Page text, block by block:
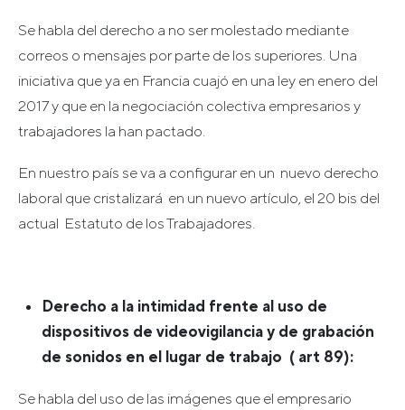
Se habla del derecho a no ser molestado mediante
correos o mensajes por parte de los superiores. Una
iniciativa que ya en Francia cuajó en una ley en enero del
2017 y que en la negociación colectiva empresarios y
trabajadores la han pactado.
En nuestro país se va a configurar en un nuevo derecho
laboral que cristalizará en un nuevo artículo, el 20 bis del
actual Estatuto de los Trabajadores.
Derecho a la intimidad frente al uso de
dispositivos de videovigilancia y de grabación
de sonidos en el lugar de trabajo ( art 89):
Se habla del uso de las imágenes que el empresario